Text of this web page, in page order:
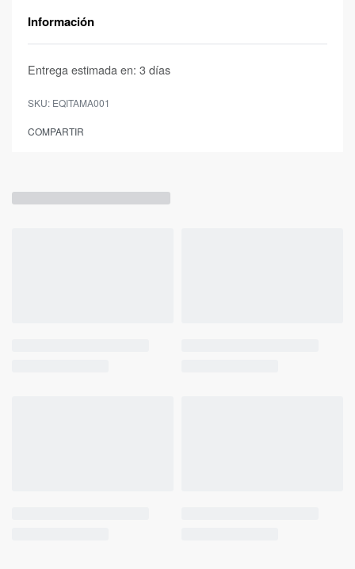
Información
Entrega estimada en: 3 días
EQITAMA001
COMPARTIR